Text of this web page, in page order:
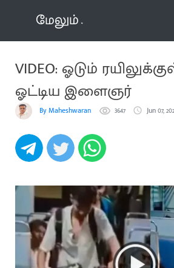
மேலும்
VIDEO: ஓடும்
ஓட்டிய இளைஞர்
By Maheshwaran 3647 Jun 07,